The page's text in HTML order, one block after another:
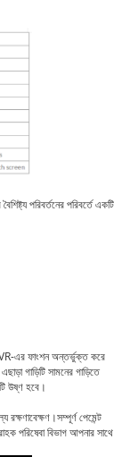
পরিবর্তনের পরিবর্তে একটি
এর ফাংশন অন্তর্ভুক্ত করে
গাড়িটি সামনের গাড়িতে
উষ্ণ হবে।
পেমেন্ট
পরিষেবা বিভাগ আপনার সাথে